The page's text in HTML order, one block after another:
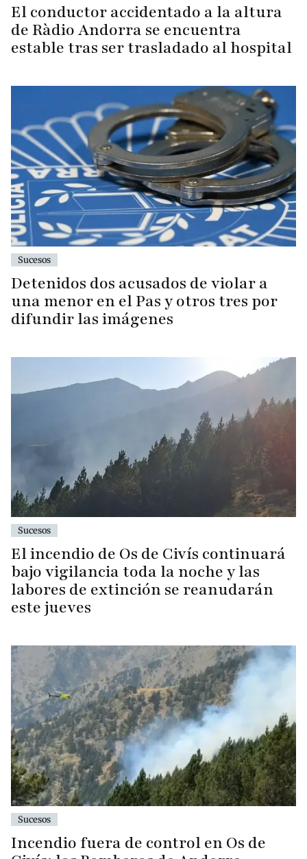
El conductor accidentado a la altura
de Ràdio Andorra se encuentra
estable tras ser trasladado al hospital
Sucesos
Detenidos dos acusados de violar a
una menor en el Pas y otros tres por
difundir las imágenes
Sucesos
El incendio de Os de Civís continuará
bajo vigilancia toda la noche y las
labores de extinción se reanudarán
este jueves
Sucesos
Incendio fuera de control en Os de